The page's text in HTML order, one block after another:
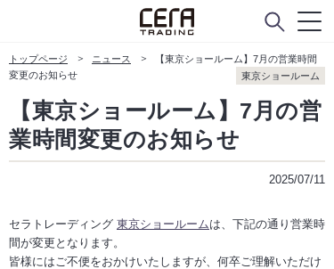
トップページ ニュース
【東京ショールーム】7月の営業時間
変更のお知らせ
東京ショールーム
【東京ショールーム】7月の営
業時間変更のお知らせ
2025/07/11
セラトレーディング 東京ショールームは、下記の通り営業時
間が変更となります。
皆様にはご不便をおかけいたしますが、何卒ご理解いただけ
セラトレーディングについて
会社概要
Company Policy
ニュース
CUSTOMER SERVICE
お客様窓口